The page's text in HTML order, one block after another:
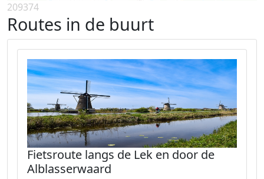
209374
Routes in de buurt
Fietsroute langs de Lek en door de
Alblasserwaard